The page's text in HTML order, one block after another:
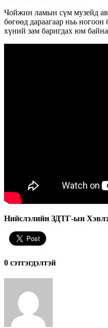
Чойжин ламын сүм музейд
бөгөөд дараагаар ньь
хүний зам баригдах юм
Нийслэлийн ЗДТГ-ын
0 cэтгэгдэлтэй